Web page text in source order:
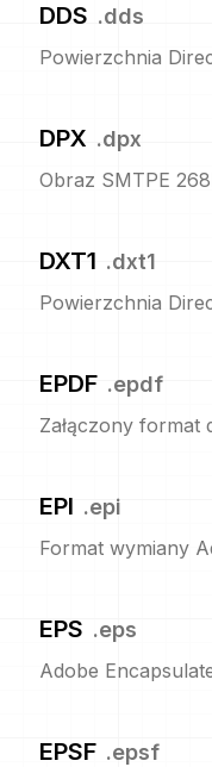
DDS .dds
Powierzchnia
DPX .dpx
Obraz SMTPE
DXT1 .dxt1
Powierzchnia
EPDF .epdf
Załączony format
EPI .epi
Format wymiany
EPS .eps
Adobe
EPSF .epsf